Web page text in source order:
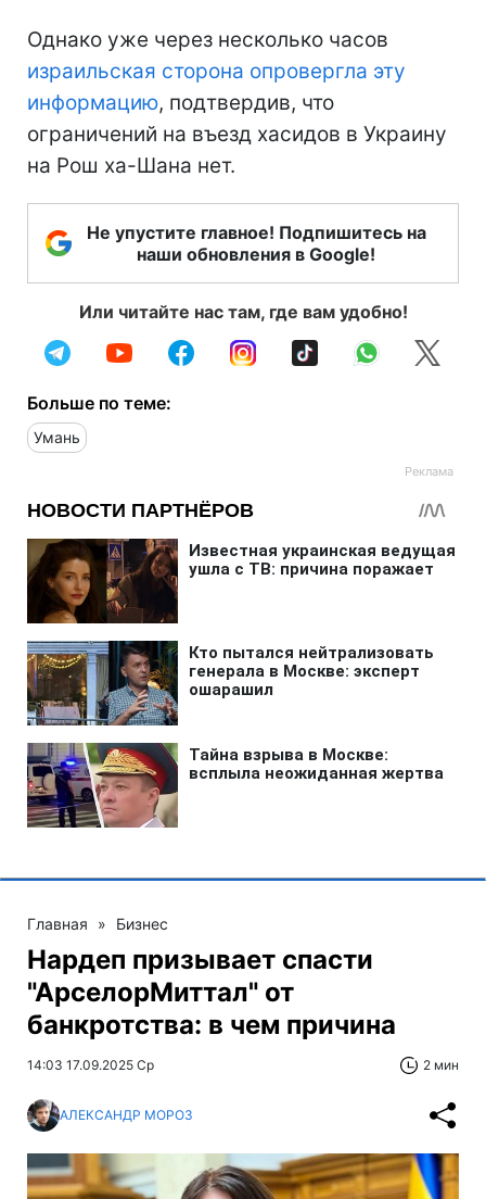
Однако уже через несколько часов
израильская сторона опровергла эту
информацию, подтвердив, что
ограничений на въезд хасидов в Украину
на Рош ха-Шана нет.
Не упустите главное! Подпишитесь на
наши обновления в Google!
Или читайте нас там, где вам удобно!
Больше по теме:
Умань
Главная » Бизнес
Нардеп призывает спасти
"АрселорМиттал" от
банкротства: в чем причина
14:03 17.09.2025 Ср 2 мин
АЛЕКСАНДР МОРОЗ